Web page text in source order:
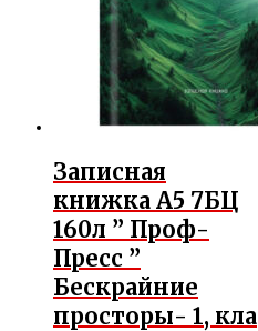
Записная
книжка А5 7БЦ
160л ” Проф-
Пресс ”
Бескрайние
просторы- 1, кла